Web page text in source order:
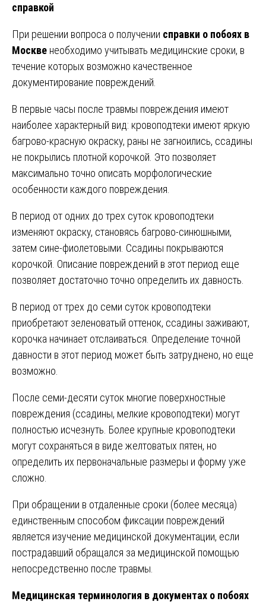
справкой
При решении вопроса о получении справки о побоях в
Москве необходимо учитывать медицинские сроки, в
течение которых возможно качественное
документирование повреждений.
В первые часы после травмы повреждения имеют
наиболее характерный вид: кровоподтеки имеют яркую
багрово-красную окраску, раны не загноились, ссадины
не покрылись плотной корочкой. Это позволяет
максимально точно описать морфологические
особенности каждого повреждения.
В период от одних до трех суток кровоподтеки
изменяют окраску, становясь багрово-синюшными,
затем сине-фиолетовыми. Ссадины покрываются
корочкой. Описание повреждений в этот период еще
позволяет достаточно точно определить их давность.
В период от трех до семи суток кровоподтеки
приобретают зеленоватый оттенок, ссадины заживают,
корочка начинает отслаиваться. Определение точной
давности в этот период может быть затруднено, но еще
возможно.
После семи-десяти суток многие поверхностные
повреждения (ссадины, мелкие кровоподтеки) могут
полностью исчезнуть. Более крупные кровоподтеки
могут сохраняться в виде желтоватых пятен, но
определить их первоначальные размеры и форму уже
сложно.
При обращении в отдаленные сроки (более месяца)
единственным способом фиксации повреждений
является изучение медицинской документации, если
пострадавший обращался за медицинской помощью
непосредственно после травмы.
Медицинская терминология в документах о побоях